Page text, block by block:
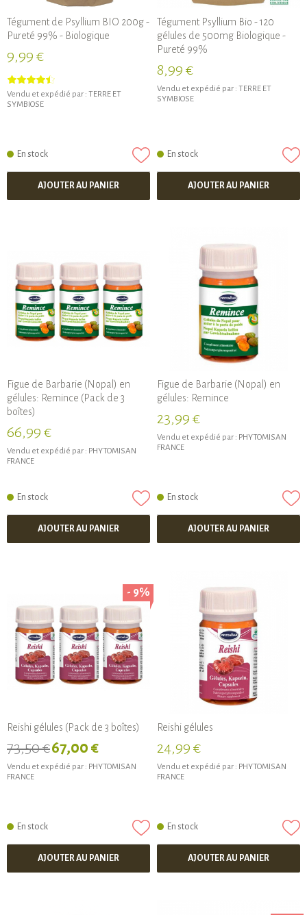
Tégument de Psyllium BIO 200g -
Pureté 99% - Biologique
9,99 €
Vendu et expédié par : TERRE ET
SYMBIOSE
En stock
AJOUTER AU PANIER
Tégument Psyllium Bio - 120
gélules de 500mg Biologique -
Pureté 99%
8,99 €
Vendu et expédié par : TERRE ET
SYMBIOSE
En stock
AJOUTER AU PANIER
Figue de Barbarie (Nopal) en
gélules: Remince (Pack de 3
boîtes)
66,99 €
Vendu et expédié par : PHYTOMISAN
FRANCE
En stock
AJOUTER AU PANIER
Figue de Barbarie (Nopal) en
gélules: Remince
23,99 €
Vendu et expédié par : PHYTOMISAN
FRANCE
En stock
AJOUTER AU PANIER
- 9%
Reishi gélules (Pack de 3 boîtes)
73,50 €67,00 €
Vendu et expédié par : PHYTOMISAN
FRANCE
En stock
AJOUTER AU PANIER
Reishi gélules
24,99 €
Vendu et expédié par : PHYTOMISAN
FRANCE
En stock
AJOUTER AU PANIER